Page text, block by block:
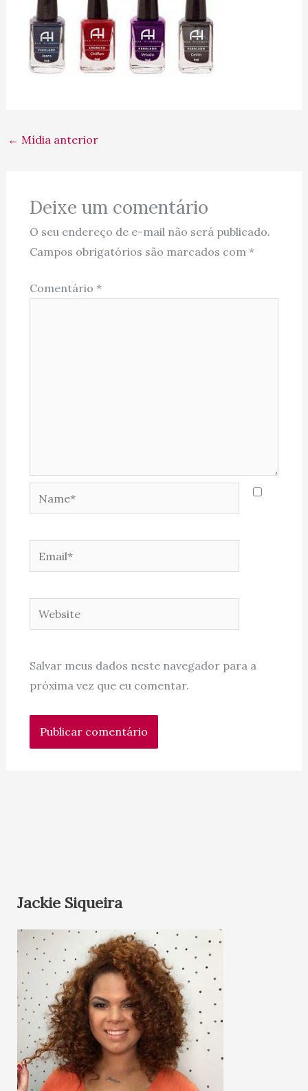
← Mídia anterior
Deixe um comentário
O seu endereço de e-mail não será publicado.
Campos obrigatórios são marcados com *
Comentário *
Name*
Email*
Website
Salvar meus dados neste navegador para a
próxima vez que eu comentar.
Jackie Siqueira